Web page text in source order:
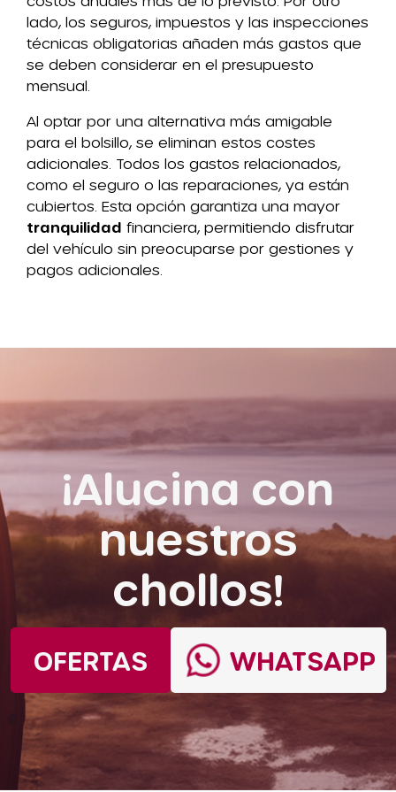
lado, los seguros, impuestos y las inspecciones
técnicas obligatorias añaden más gastos que
se deben considerar en el presupuesto
mensual.
Al optar por una alternativa más amigable
para el bolsillo, se eliminan estos costes
adicionales. Todos los gastos relacionados,
como el seguro o las reparaciones, ya están
cubiertos. Esta opción garantiza una mayor
tranquilidad financiera, permitiendo disfrutar
del vehículo sin preocuparse por gestiones y
pagos adicionales.
¡Alucina con
nuestros
chollos!
OFERTAS WHATSAPP